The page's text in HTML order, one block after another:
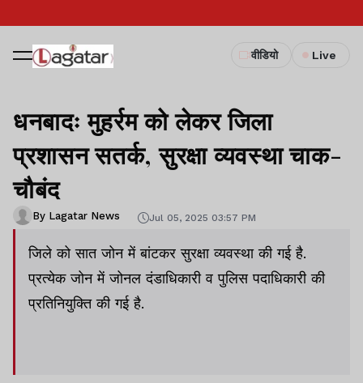
वीडियो Live
धनबादः मुहर्रम को लेकर जिला
प्रशासन सतर्क, सुरक्षा व्यवस्था चाक-
चौबंद
By Lagatar News Jul 05, 2025 03:57 PM
जिले को सात जोन में बांटकर सुरक्षा व्यवस्था की गई है.
प्रत्येक जोन में जोनल दंडाधिकारी व पुलिस पदाधिकारी की
प्रतिनियुक्ति की गई है.